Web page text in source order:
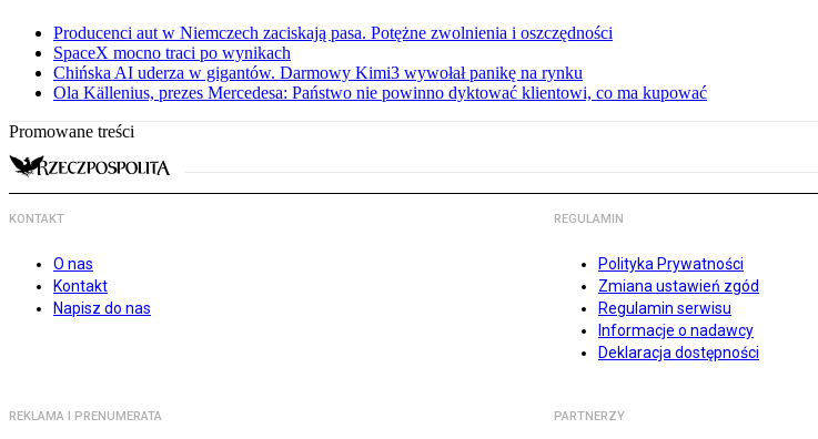
Producenci aut w Niemczech zaciskają pasa. Potężne zwolnienia i oszczędności
SpaceX mocno traci po wynikach
Chińska AI uderza w gigantów. Darmowy Kimi3 wywołał panikę na rynku
Ola Källenius, prezes Mercedesa: Państwo nie powinno dyktować klientowi, co ma kupować
Promowane treści
KONTAKT
O nas
Kontakt
Napisz do nas
REGULAMIN
Polityka Prywatności
Zmiana ustawień zgód
Regulamin serwisu
Informacje o nadawcy
Deklaracja dostępności
REKLAMA I PRENUMERATA PARTNERZY